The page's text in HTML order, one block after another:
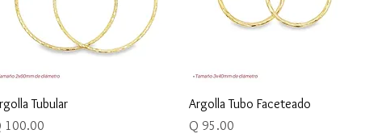
Vista rápida
Tubular
100.00
Vista rápida
Argolla Tubo Faceteado
Precio
Q 95.00